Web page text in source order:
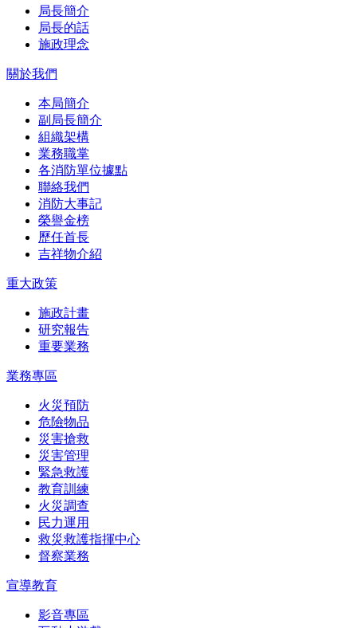
局長簡介
局長的話
施政理念
關於我們
本局簡介
副局長簡介
組織架構
業務職掌
各消防單位據點
聯絡我們
消防大事記
榮譽金榜
歷任首長
吉祥物介紹
重大政策
施政計畫
研究報告
重要業務
業務專區
火災預防
危險物品
災害搶救
災害管理
緊急救護
教育訓練
火災調查
民力運用
救災救護指揮中心
督察業務
宣導教育
影音專區